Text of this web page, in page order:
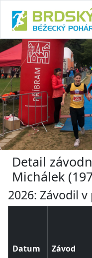
Detail
Michálek
2026: Závodil
Datum Závod